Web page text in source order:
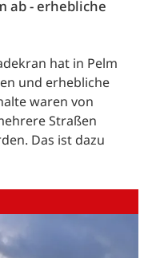
ab - erhebliche
hat in Pelm
und erhebliche
waren von
Straßen
Das ist dazu